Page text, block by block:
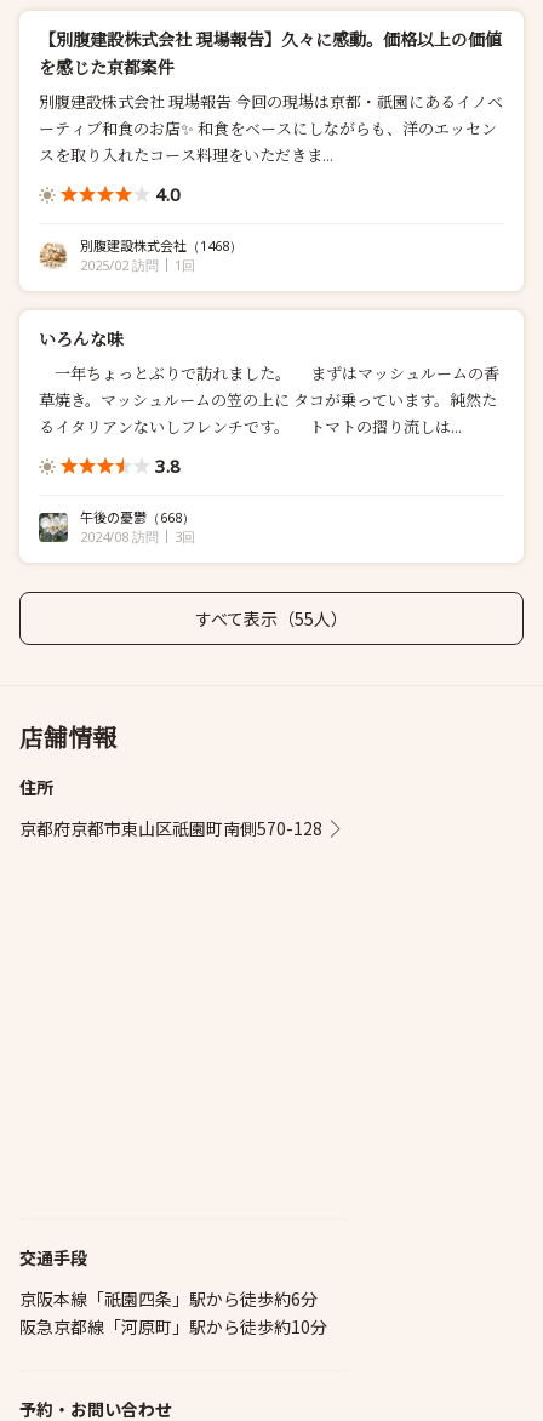
【別腹建設株式会社 現場報告】久々に感動。価格以上の価値
を感じた京都案件
別腹建設株式会社 現場報告 今回の現場は京都・祇園にあるイノベ
ーティブ和食のお店️✨ 和食をベースにしながらも、洋のエッセン
スを取り入れたコース料理をいただきま...
4.0
別腹建設株式会社 （1468）
2025/02 訪問
1回
いろんな味
一年ちょっとぶりで訪れました。 まずはマッシュルームの香
草焼き。マッシュルームの笠の上に タコが乗っています。純然た
るイタリアンないしフレンチです。 トマトの摺り流しは...
3.8
午後の憂鬱 （668）
2024/08 訪問
3回
すべて表示（55人）
店舗情報
住所
京都府京都市東山区祇園町南側570-128
交通手段
京阪本線「祇園四条」駅から徒歩約6分
阪急京都線「河原町」駅から徒歩約10分
予約・お問い合わせ